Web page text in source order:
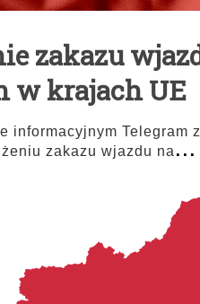
zakazu
w krajach UE
informacyjnym Telegram
zakazu wjazdu na ...
THB